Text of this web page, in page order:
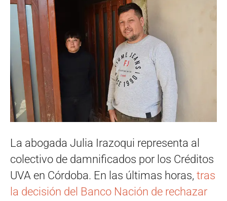
La abogada Julia Irazoqui representa al
colectivo de damnificados por los Créditos
UVA en Córdoba. En las últimas horas, tras
la decisión del Banco Nación de rechazar